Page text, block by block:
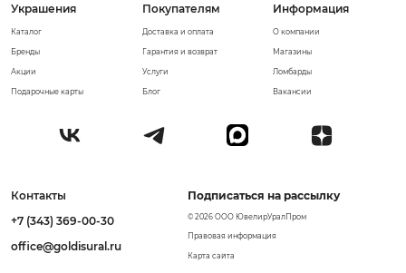
Информация
О компании
Магазины
Ломбарды
Вакансии
Украшения
Каталог
Бренды
Акции
Подарочные карты
Покупателям
Доставка и оплата
Гарантия и возврат
Услуги
Блог
Контакты
+7 (343) 369-00-30
office@goldisural.ru
Подписаться на рассылку
© 2026 ООО ЮвелирУралПром
Правовая информация
Карта сайта